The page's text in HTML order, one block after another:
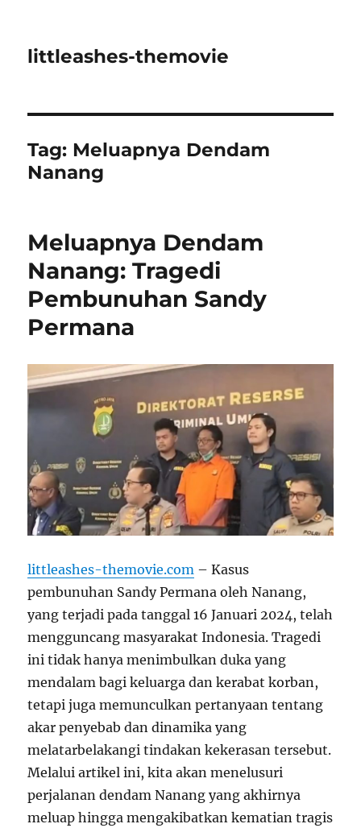
littleashes-themovie
Tag: Meluapnya Dendam
Nanang
Meluapnya Dendam
Nanang: Tragedi
Pembunuhan Sandy
Permana
littleashes-themovie.com – Kasus
pembunuhan Sandy Permana oleh Nanang,
yang terjadi pada tanggal 16 Januari 2024, telah
mengguncang masyarakat Indonesia. Tragedi
ini tidak hanya menimbulkan duka yang
mendalam bagi keluarga dan kerabat korban,
tetapi juga memunculkan pertanyaan tentang
akar penyebab dan dinamika yang
melatarbelakangi tindakan kekerasan tersebut.
Melalui artikel ini, kita akan menelusuri
perjalanan dendam Nanang yang akhirnya
meluap hingga mengakibatkan kematian tragis